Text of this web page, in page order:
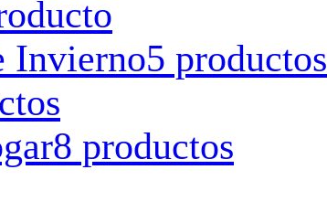
Invierno5 productos
8 productos